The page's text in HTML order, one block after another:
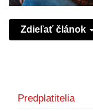
Zdieľať článok
Predplatitelia